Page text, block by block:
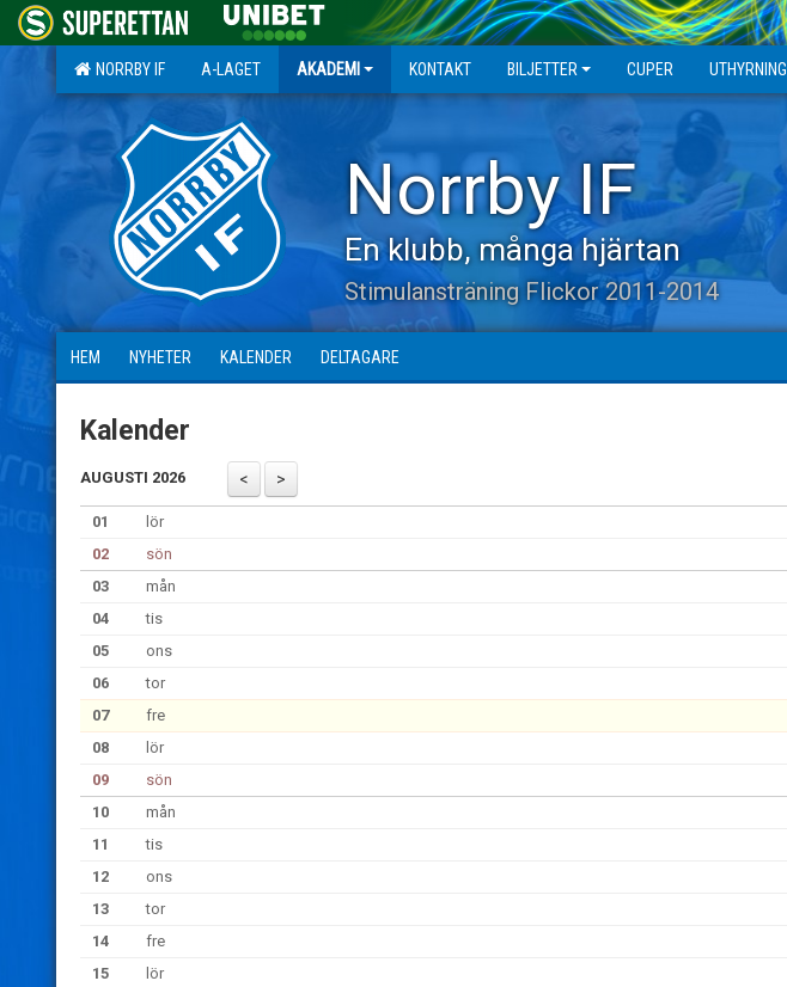
NORRBY IF A-LAGET AKADEMI KONTAKT BILJETTER CUPER UTHYRNING
Norrby IF
En klubb, många hjärtan
Stimulansträning Flickor 2011-2014
HEM NYHETER KALENDER DELTAGARE
Kalender
AUGUSTI 2026
01
lör
02
sön
03
mån
04
tis
05
ons
06
tor
07
fre
08
lör
09
sön
10
mån
11
tis
12
ons
13
tor
14
fre
15
lör